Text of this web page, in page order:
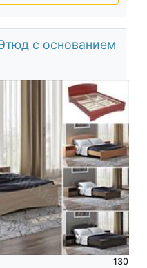
с основанием
130